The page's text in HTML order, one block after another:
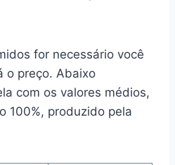
for necessário você
o preço. Abaixo
com os valores médios,
100%, produzido pela